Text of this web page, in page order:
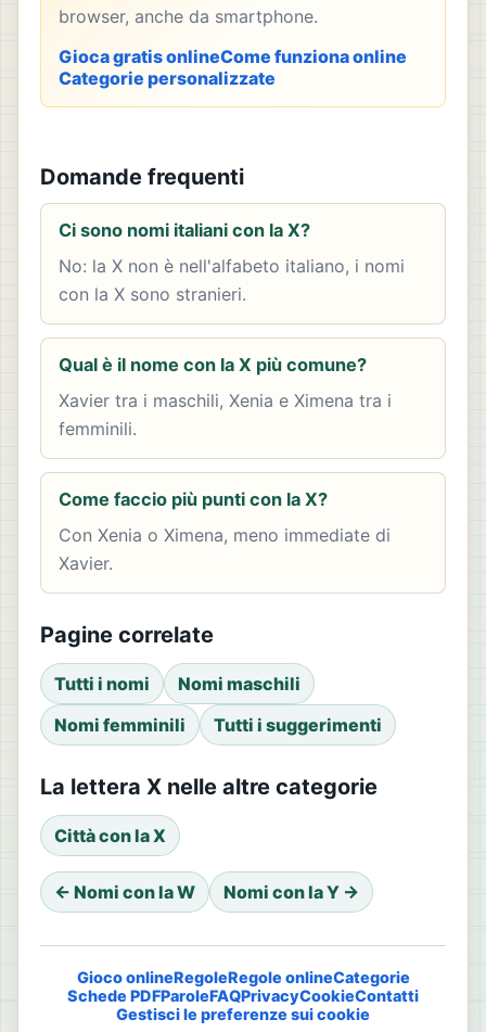
browser, anche da smartphone.
Gioca gratis onlineCome funziona online
Categorie personalizzate
Domande frequenti
Ci sono nomi italiani con la X?
No: la X non è nell'alfabeto italiano, i nomi
con la X sono stranieri.
Qual è il nome con la X più comune?
Xavier tra i maschili, Xenia e Ximena tra i
femminili.
Come faccio più punti con la X?
Con Xenia o Ximena, meno immediate di
Xavier.
Pagine correlate
Tutti i nomi
Nomi maschili
Nomi femminili
Tutti i suggerimenti
La lettera X nelle altre categorie
Città con la X
← Nomi con la W Nomi con la Y →
Gioco onlineRegoleRegole onlineCategorie
Schede PDFParoleFAQPrivacyCookieContatti
Gestisci le preferenze sui cookie